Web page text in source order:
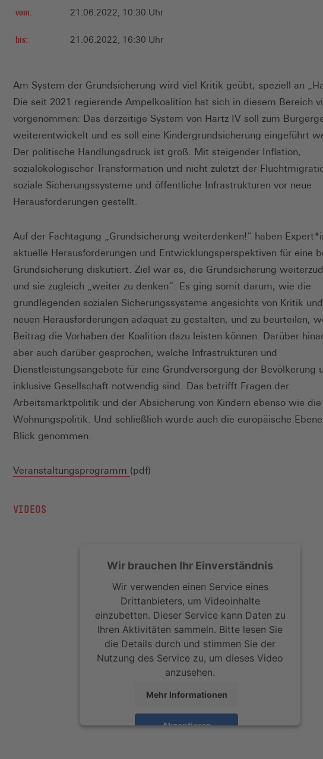
vom: 21.06.2022, 10:30 Uhr
bis: 21.06.2022, 16:30 Uhr
Am System der Grundsicherung wird viel Kritik geübt, speziell an
Die seit 2021 regierende Ampelkoalition hat sich in diesem Bereich
vorgenommen: Das derzeitige System von Hartz IV soll zum
weiterentwickelt und es soll eine Kindergrundsicherung eingeführt
Der politische Handlungsdruck ist groß. Mit steigender Inflation,
sozialökologischer Transformation und nicht zuletzt der
soziale Sicherungssysteme und öffentliche Infrastrukturen vor neue
Herausforderungen gestellt.
Auf der Fachtagung „Grundsicherung weiterdenken!“ haben
aktuelle Herausforderungen und Entwicklungsperspektiven für eine
Grundsicherung diskutiert. Ziel war es, die Grundsicherung
und sie zugleich „weiter zu denken“: Es ging somit darum, wie die
grundlegenden sozialen Sicherungssysteme angesichts von Kritik
neuen Herausforderungen adäquat zu gestalten, und zu beurteilen,
Beitrag die Vorhaben der Koalition dazu leisten können. Darüber
aber auch darüber gesprochen, welche Infrastrukturen und
Dienstleistungsangebote für eine Grundversorgung der Bevölkerung
inklusive Gesellschaft notwendig sind. Das betrifft Fragen der
Arbeitsmarktpolitik und der Absicherung von Kindern ebenso wie die
Wohnungspolitik. Und schließlich wurde auch die europäische
Blick genommen.
Veranstaltungsprogramm (Öffnet
(pdf)
VIDEOS
Wir brauchen Ihr Einverständnis
Wir verwenden einen Service eines
Drittanbieters, um Videoinhalte
einzubetten. Dieser Service kann Daten zu
Ihren Aktivitäten sammeln. Bitte lesen Sie
die Details durch und stimmen Sie der
Nutzung des Service zu, um dieses Video
anzusehen.
Mehr Informationen
Akzeptieren